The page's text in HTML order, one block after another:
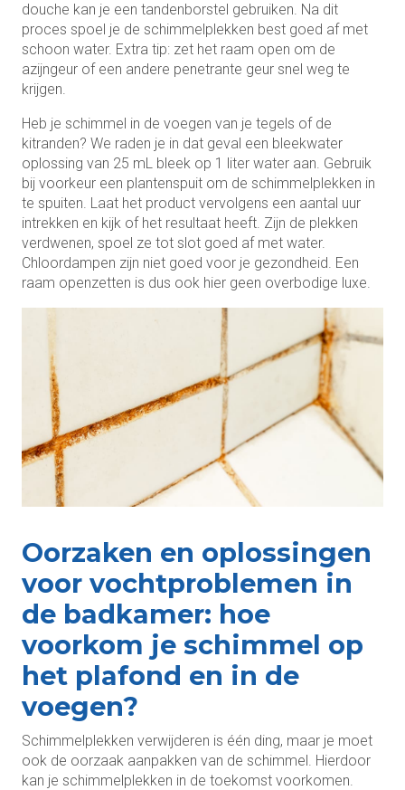
douche kan je een tandenborstel gebruiken. Na dit
proces spoel je de schimmelplekken best goed af met
schoon water. Extra tip: zet het raam open om de
azijngeur of een andere penetrante geur snel weg te
krijgen.
Heb je schimmel in de voegen van je tegels of de
kitranden? We raden je in dat geval een bleekwater
oplossing van 25 mL bleek op 1 liter water aan. Gebruik
bij voorkeur een plantenspuit om de schimmelplekken in
te spuiten. Laat het product vervolgens een aantal uur
intrekken en kijk of het resultaat heeft. Zijn de plekken
verdwenen, spoel ze tot slot goed af met water.
Chloordampen zijn niet goed voor je gezondheid. Een
raam openzetten is dus ook hier geen overbodige luxe.
Oorzaken en oplossingen
voor vochtproblemen in
de badkamer: hoe
voorkom je schimmel op
het plafond en in de
voegen?
Schimmelplekken verwijderen is één ding, maar je moet
ook de oorzaak aanpakken van de schimmel. Hierdoor
kan je schimmelplekken in de toekomst voorkomen.